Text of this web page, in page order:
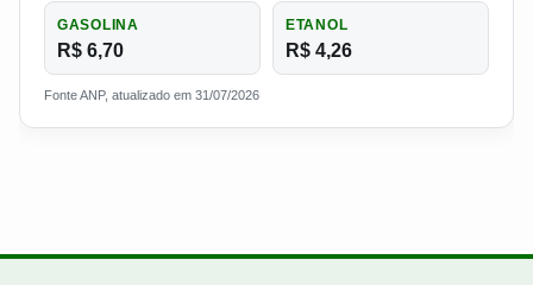
GASOLINA
R$ 6,70
ETANOL
R$ 4,26
Fonte ANP, atualizado em 31/07/2026